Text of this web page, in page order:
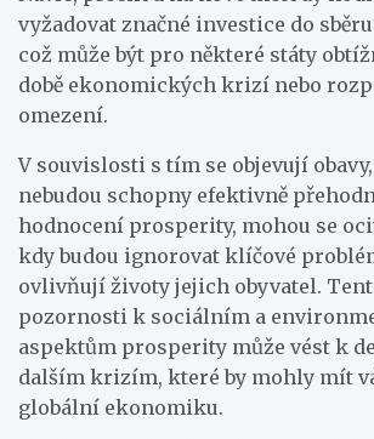
vyžadovat značné investice do
což může být pro některé státy
době ekonomických krizí nebo
omezení.
V souvislosti s tím se objevují
nebudou schopny efektivně
hodnocení prosperity, mohou se
kdy budou ignorovat klíčové
ovlivňují životy jejich obyvatel.
pozornosti k sociálním a
aspektům prosperity může vést k
dalším krizím, které by mohly mít
globální ekonomiku.